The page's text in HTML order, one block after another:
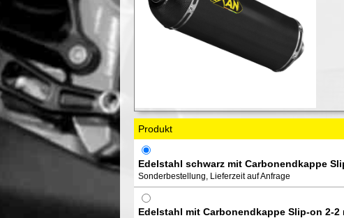
Produkt
Edelstahl schwarz mit Carbonendkappe
Sonderbestellung, Lieferzeit auf Anfrage
Edelstahl mit Carbonendkappe Slip-on 2-2